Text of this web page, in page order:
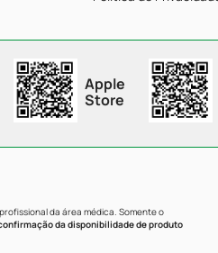
Apple
Store
da área médica. Somente o
da disponibilidade de produto